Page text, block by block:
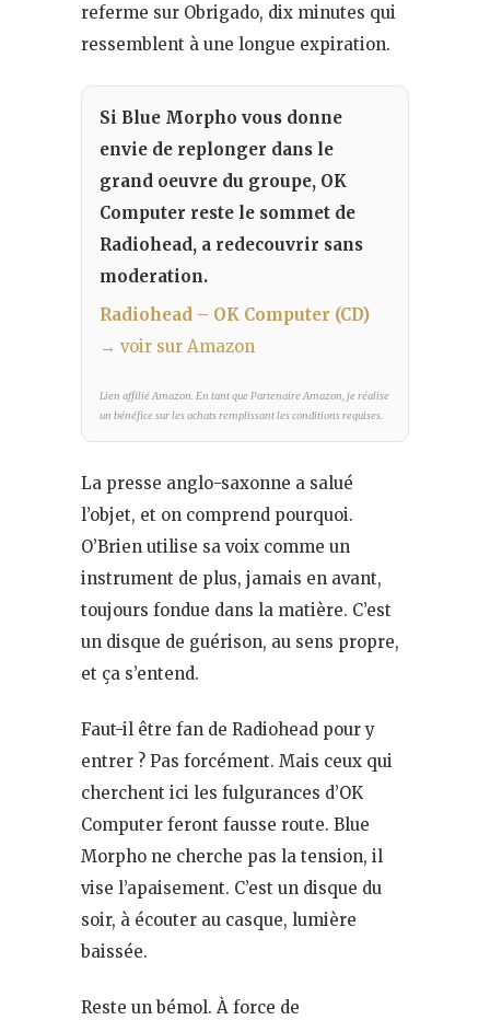
referme sur Obrigado, dix minutes qui
ressemblent à une longue expiration.
Si Blue Morpho vous donne
envie de replonger dans le
grand oeuvre du groupe, OK
Computer reste le sommet de
Radiohead, a redecouvrir sans
moderation.
Radiohead – OK Computer (CD)
→ voir sur Amazon
Lien affilié Amazon. En tant que Partenaire Amazon, je réalise
un bénéfice sur les achats remplissant les conditions requises.
La presse anglo-saxonne a salué
l’objet, et on comprend pourquoi.
O’Brien utilise sa voix comme un
instrument de plus, jamais en avant,
toujours fondue dans la matière. C’est
un disque de guérison, au sens propre,
et ça s’entend.
Faut-il être fan de Radiohead pour y
entrer ? Pas forcément. Mais ceux qui
cherchent ici les fulgurances d’OK
Computer feront fausse route. Blue
Morpho ne cherche pas la tension, il
vise l’apaisement. C’est un disque du
soir, à écouter au casque, lumière
baissée.
Reste un bémol. À force de